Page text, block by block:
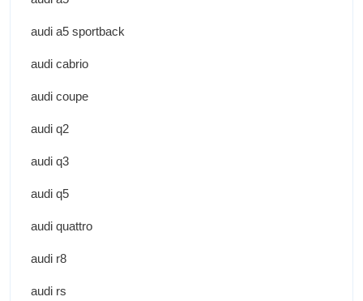
audi a5 sportback
audi cabrio
audi coupe
audi q2
audi q3
audi q5
audi quattro
audi r8
audi rs